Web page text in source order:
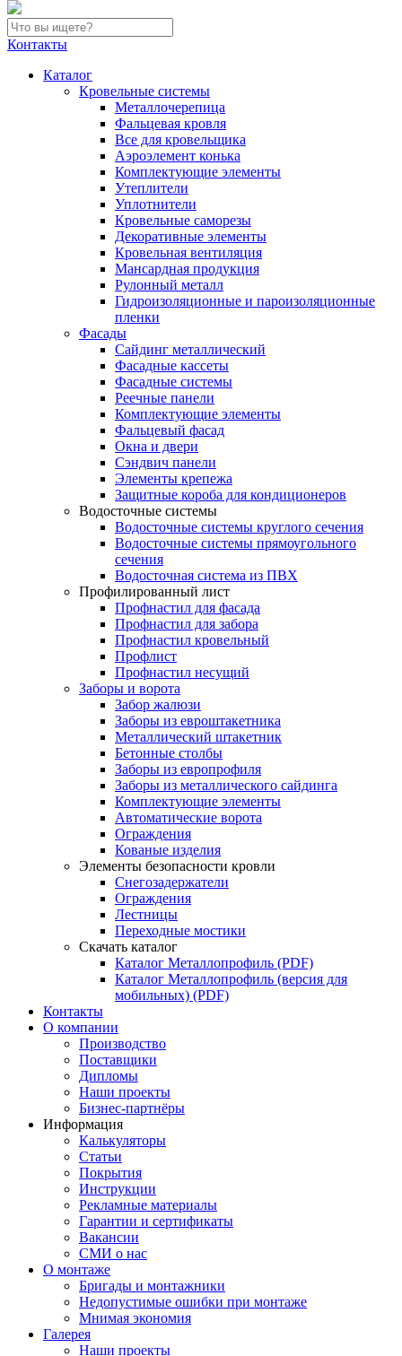
Контакты
Каталог
Кровельные системы
Металлочерепица
Фальцевая кровля
Все для кровельщика
Аэроэлемент конька
Комплектующие элементы
Утеплители
Уплотнители
Кровельные саморезы
Декоративные элементы
Кровельная вентиляция
Мансардная продукция
Рулонный металл
Гидроизоляционные и пароизоляционные
пленки
Фасады
Сайдинг металлический
Фасадные кассеты
Фасадные системы
Реечные панели
Комплектующие элементы
Фальцевый фасад
Окна и двери
Сэндвич панели
Элементы крепежа
Защитные короба для кондиционеров
Водосточные системы
Водосточные системы круглого сечения
Водосточные системы прямоугольного
сечения
Водосточная система из ПВХ
Профилированный лист
Профнастил для фасада
Профнастил для забора
Профнастил кровельный
Профлист
Профнастил несущий
Заборы и ворота
Забор жалюзи
Заборы из евроштакетника
Металлический штакетник
Бетонные столбы
Заборы из европрофиля
Заборы из металлического сайдинга
Комплектующие элементы
Автоматические ворота
Ограждения
Кованые изделия
Элементы безопасности кровли
Снегозадержатели
Ограждения
Лестницы
Переходные мостики
Скачать каталог
Каталог Металлопрофиль (PDF)
Каталог Металлопрофиль (версия для
мобильных) (PDF)
Контакты
О компании
Производство
Поставщики
Дипломы
Наши проекты
Бизнес-партнёры
Информация
Калькуляторы
Статьи
Покрытия
Инструкции
Рекламные материалы
Гарантии и сертификаты
Вакансии
СМИ о нас
О монтаже
Бригады и монтажники
Недопустимые ошибки при монтаже
Мнимая экономия
Галерея
Наши проекты